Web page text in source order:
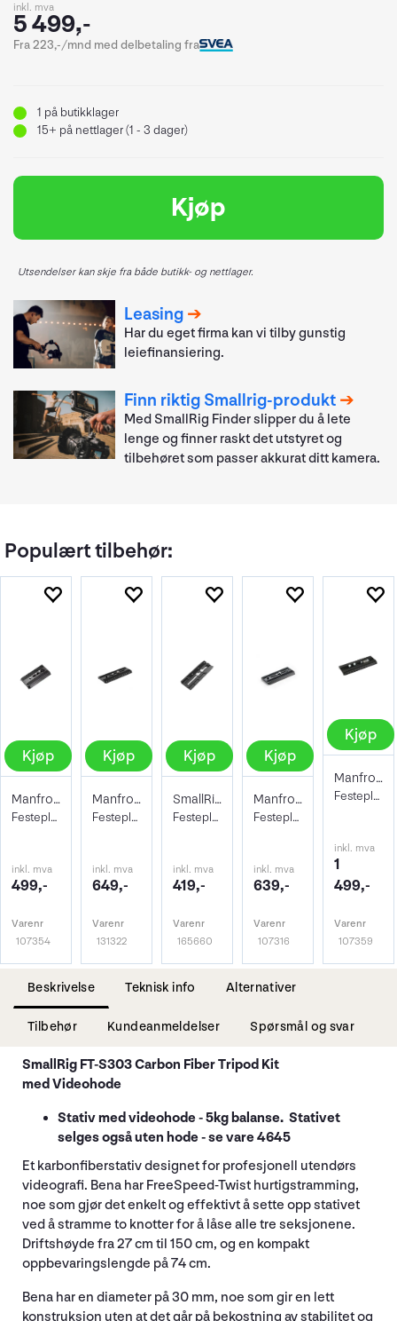
inkl. mva
5 499,-
Fra 223,-/mnd med delbetaling fra
1 på butikklager
15+ på nettlager (1 - 3 dager)
Kjøp
Utsendelser kan skje fra både butikk- og nettlager.
Leasing
Har du eget firma kan vi tilby gunstig
leiefinansiering.
Finn riktig Smallrig-produkt
Med SmallRig Finder slipper du å lete
lenge og finner raskt det utstyret og
tilbehøret som passer akkurat ditt kamera.
Populært tilbehør:
Kjøp
Manfrotto Kameraplate 501PL Video
Festeplate for videohoder
inkl. mva
499,-
Varenr
107354
Kjøp
Manfrotto Kameraplate 504PLONGR-1
Festeplate til Pro Videohoder
inkl. mva
649,-
Varenr
131322
Kjøp
SmallRig 3158 QR-Plate
Festeplate DJI RS 2/ RSC 2/ Ronin S
inkl. mva
419,-
Varenr
165660
Kjøp
Manfrotto Kameraplate 500PLONG Video
Festeplate til videohoder
inkl. mva
639,-
Varenr
107316
Kjøp
Manfrotto Kameraplate 501PLONG
Festeplate til videohoder
inkl. mva
1
499,-
Varenr
107359
Beskrivelse Teknisk info Alternativer
Tilbehør Kundeanmeldelser Spørsmål og svar
SmallRig FT-S303Carbon Fiber Tripod Kit
med Videohode
Stativ med videohode - 5kg balanse. Stativet
selges også uten hode - se vare 4645
Et karbonfiberstativ designet for profesjonell utendørs
videografi. Bena har FreeSpeed-Twist hurtigstramming,
noe som gjør det enkelt og effektivt å sette opp stativet
ved å stramme to knotter for å låse alle tre seksjonene.
Driftshøyde fra 27 cm til 150 cm, og en kompakt
oppbevaringslengde på 74 cm.
Bena har en diameter på 30 mm, noe som gir en lett
konstruksjon uten at det går på bekostning av stabilitet og